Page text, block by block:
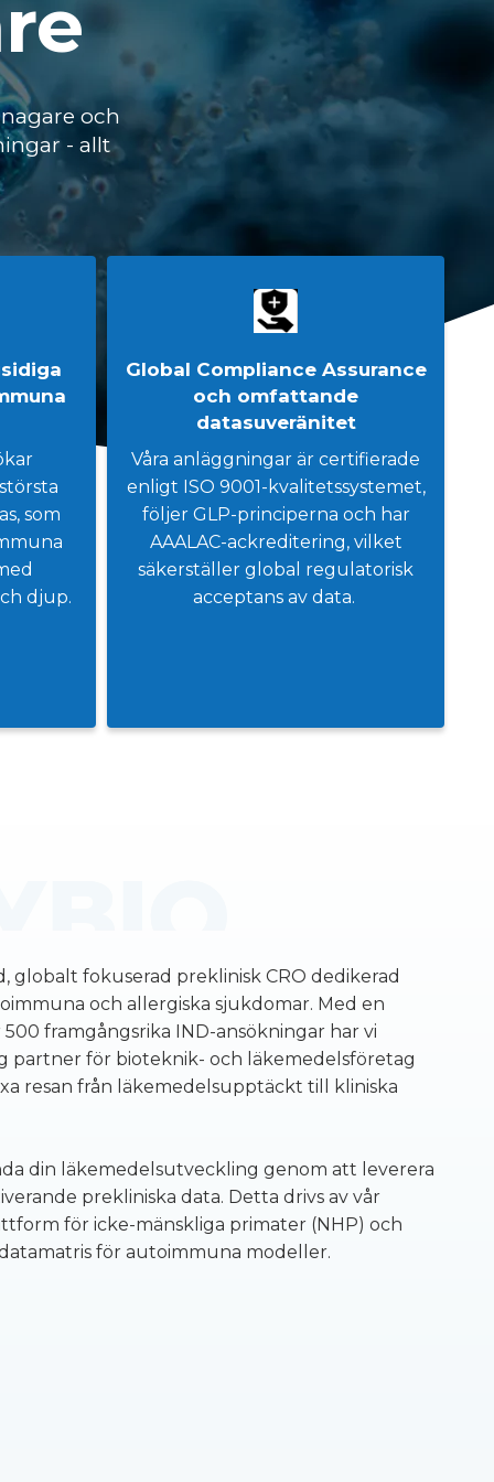
och
- allt
som
djup.
Global Compliance Assurance
och omfattande
datasuveränitet
Våra anläggningar är certifierade
enligt ISO 9001-kvalitetssystemet,
följer GLP-principerna och har
AAALAC-ackreditering, vilket
säkerställer global regulatorisk
acceptans av data.
globalt fokuserad preklinisk CRO dedikerad
och allergiska sjukdomar. Med en
framgångsrika IND-ansökningar har vi
partner för bioteknik- och läkemedelsföretag
resan från läkemedelsupptäckt till kliniska
din läkemedelsutveckling genom att leverera
prekliniska data. Detta drivs av vår
för icke-mänskliga primater (NHP) och
för autoimmuna modeller.